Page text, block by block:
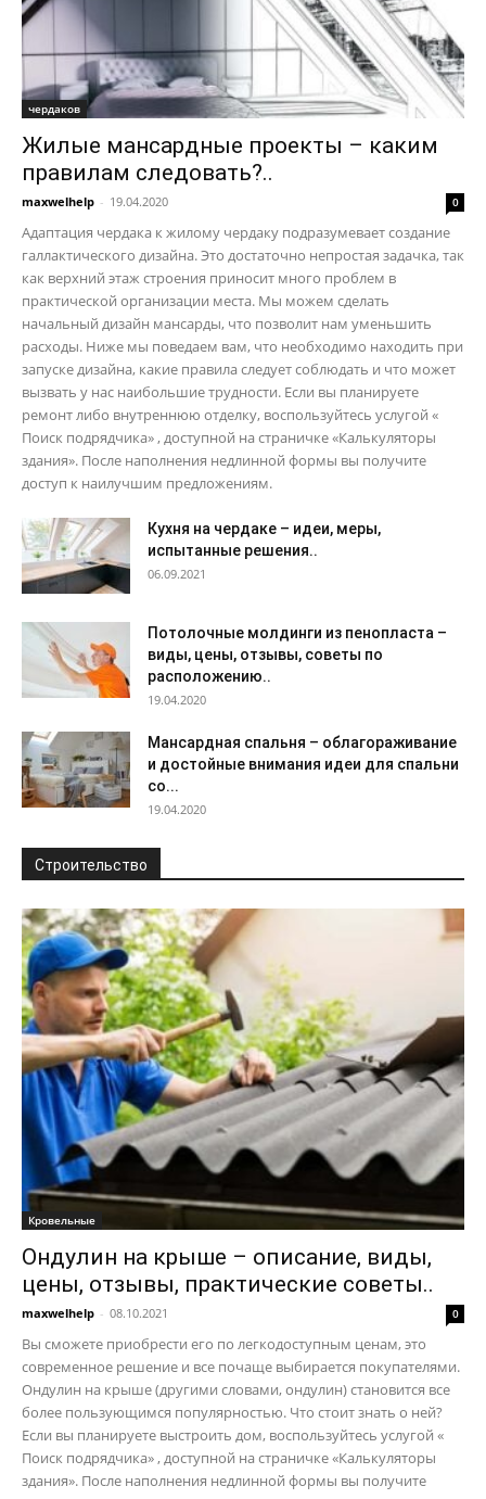
чердаков
Жилые мансардные проекты – каким
правилам следовать?..
maxwelhelp - 19.04.2020 0
Адаптация чердака к жилому чердаку подразумевает создание
галлактического дизайна. Это достаточно непростая задачка, так
как верхний этаж строения приносит много проблем в
практической организации места. Мы можем сделать
начальный дизайн мансарды, что позволит нам уменьшить
расходы. Ниже мы поведаем вам, что необходимо находить при
запуске дизайна, какие правила следует соблюдать и что может
вызвать у нас наибольшие трудности. Если вы планируете
ремонт либо внутреннюю отделку, воспользуйтесь услугой «
Поиск подрядчика» , доступной на страничке «Калькуляторы
здания». После наполнения недлинной формы вы получите
доступ к наилучшим предложениям.
Кухня на чердаке – идеи, меры,
испытанные решения..
06.09.2021
Потолочные молдинги из пенопласта –
виды, цены, отзывы, советы по
расположению..
19.04.2020
Мансардная спальня – облагораживание
и достойные внимания идеи для спальни
со...
19.04.2020
Строительство
Кровельные
Ондулин на крыше – описание, виды,
цены, отзывы, практические советы..
maxwelhelp - 08.10.2021 0
Вы сможете приобрести его по легкодоступным ценам, это
современное решение и все почаще выбирается покупателями.
Ондулин на крыше (другими словами, ондулин) становится все
более пользующимся популярностью. Что стоит знать о ней?
Если вы планируете выстроить дом, воспользуйтесь услугой «
Поиск подрядчика» , доступной на страничке «Калькуляторы
здания». После наполнения недлинной формы вы получите